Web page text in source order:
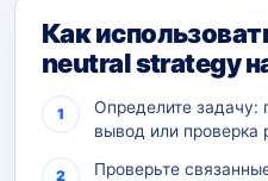
Как
neutral strategy
Определите задачу:
вывод или проверка
Проверьте